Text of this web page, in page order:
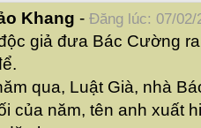
Khang - Đăng lúc: 07/02/
giả đưa Bác Cường
qua, Luật Già, nhà
của năm, tên anh xuất